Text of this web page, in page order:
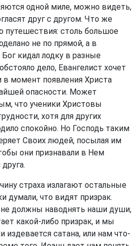
одной миле, можно видеть,
друг с другом. Что же
путешествия: столь большое
не по прямой, а в
Бог кидал лодку в разные
дело, Евангелист хочет
в момент появления Христа
опасности. Может
что ученики Христовы
хотя для других
спокойно. Но Господь таким
Своих людей, посылая им
они признавали в Нем
страха излагают остальные
думали, что видят призрак.
должны наводнять наши души,
какой-либо призрак, и мы
издевается сатана, или нам что-